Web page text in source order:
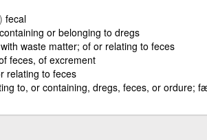
fecal
containing or belonging to dregs
waste matter; of or relating to feces
feces, of excrement
relating to feces
to, or containing, dregs, feces, or ordure;